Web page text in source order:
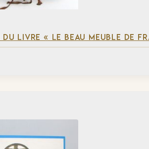
DU LIVRE « LE BEAU MEUBLE DE